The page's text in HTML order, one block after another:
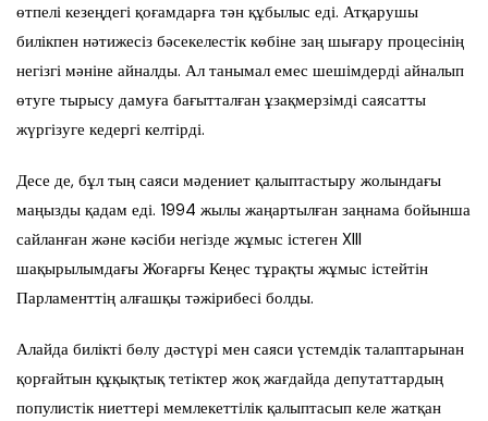
өтпелі кезеңдегі қоғамдарға тән құбылыс еді. Атқарушы
билікпен нәтижесіз бәсекелестік көбіне заң шығару процесінің
негізгі мәніне айналды. Ал танымал емес шешімдерді айналып
өтуге тырысу дамуға бағытталған ұзақмерзімді саясатты
жүргізуге кедергі келтірді.
Десе де, бұл тың саяси мәдениет қалыптастыру жолындағы
маңызды қадам еді. 1994 жылы жаңартылған заңнама бойынша
сайланған және кәсіби негізде жұмыс істеген XIII
шақырылымдағы Жоғарғы Кеңес тұрақты жұмыс істейтін
Парламенттің алғашқы тәжірибесі болды.
Алайда билікті бөлу дәстүрі мен саяси үстемдік талаптарынан
қорғайтын құқықтық тетіктер жоқ жағдайда депутаттардың
популистік ниеттері мемлекеттілік қалыптасып келе жатқан